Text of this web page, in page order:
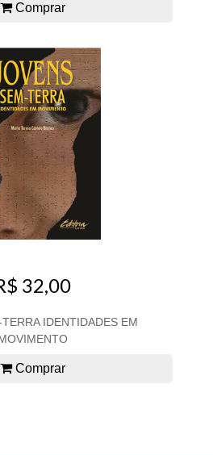
Comprar
32,00
IDENTIDADES EM
Comprar